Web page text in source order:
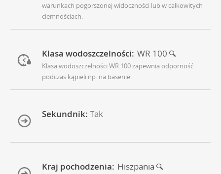
warunkach pogorszonej widoczności lub w całkowitych
ciemnościach.
Klasa wodoszczelności: WR 100
Klasa wodoszczelności WR 100 zapewnia odporność
podczas kąpieli np. na basenie.
Sekundnik: Tak
Kraj pochodzenia: Hiszpania